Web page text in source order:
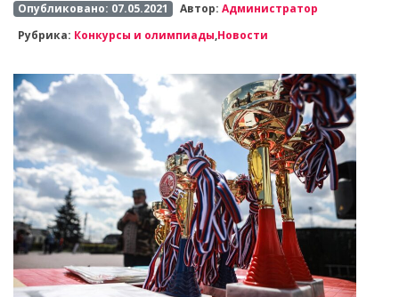
Опубликовано: 07.05.2021 Автор:Администратор
Рубрика: Конкурсы и олимпиады,Новости